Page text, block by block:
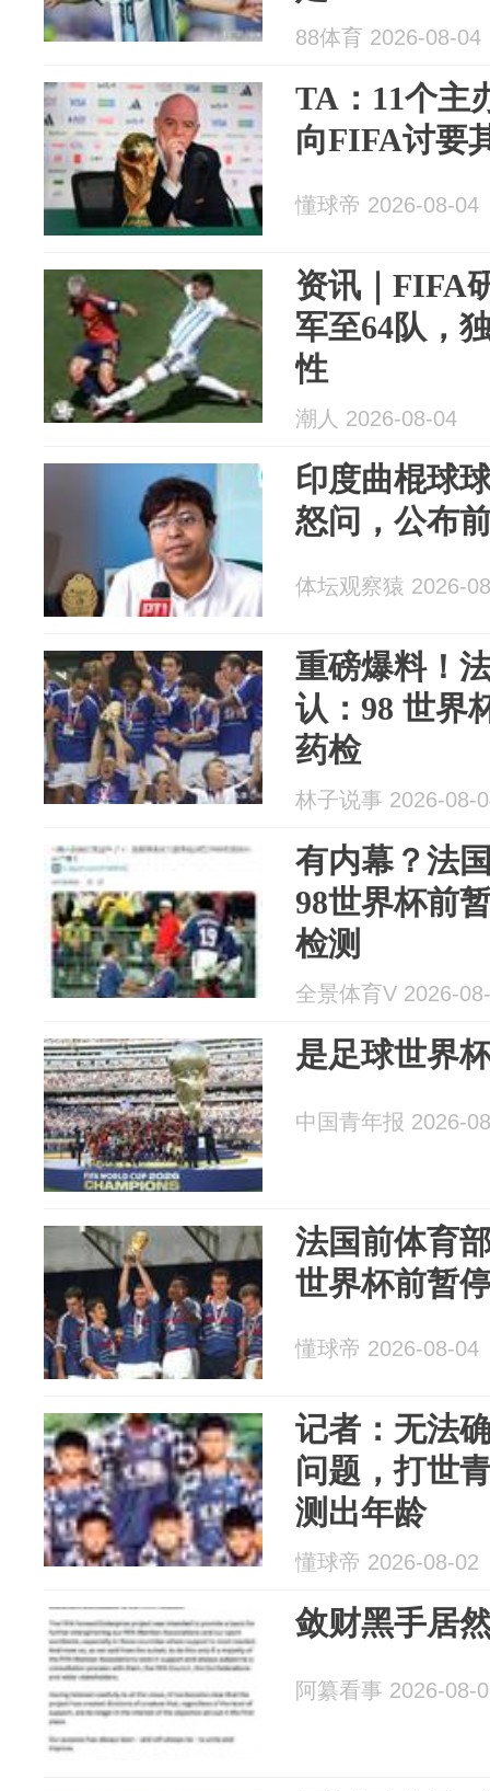
88体育 2026-08-04
TA：11个主
向FIFA讨要
懂球帝 2026-08-04
资讯｜FIFA
军至64队，
性
潮人 2026-08-04
印度曲棍球
怒问，公布
体坛观察猿 2026-
重磅爆料！
认：98 世界
药检
林子说事 2026-08-
有内幕？法
98世界杯前
检测
全景体育V 2026-
是足球世界
中国青年报 2026-
法国前体育
世界杯前暂
懂球帝 2026-08-04
记者：无法
问题，打世
测出年龄
懂球帝 2026-08-02
敛财黑手居
阿纂看事 2026-08-